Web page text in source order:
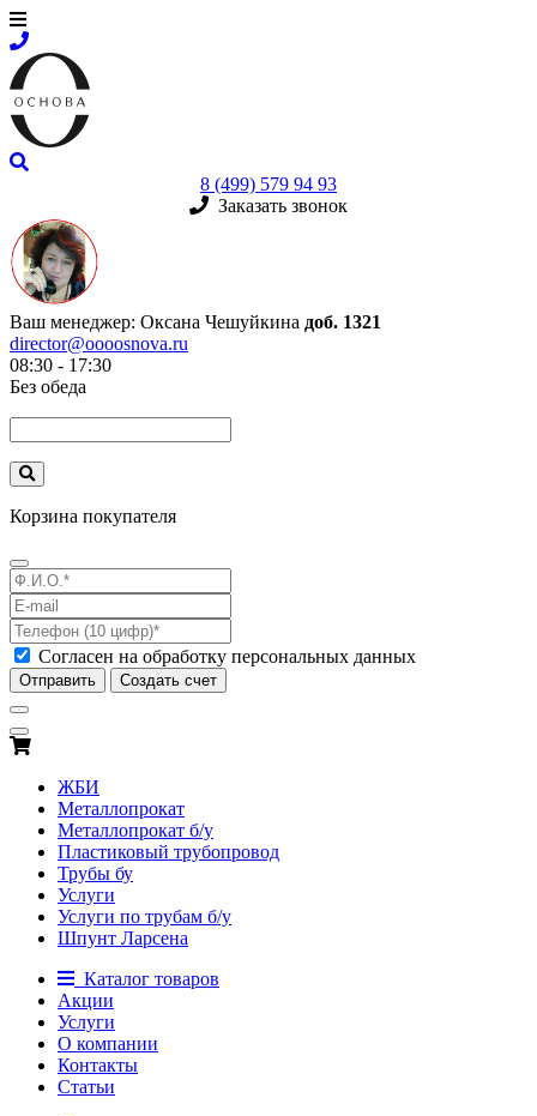
8 (499) 579 94 93
Заказать звонок
Ваш менеджер: Оксана Чешуйкина доб. 1321
director@oooosnova.ru
08:30 - 17:30
Без обеда
Корзина покупателя
Согласен на обработку персональных данных
Отправить Создать счет
ЖБИ
Металлопрокат
Металлопрокат б/у
Пластиковый трубопровод
Трубы бу
Услуги
Услуги по трубам б/у
Шпунт Ларсена
Каталог товаров
Акции
Услуги
О компании
Контакты
Статьи